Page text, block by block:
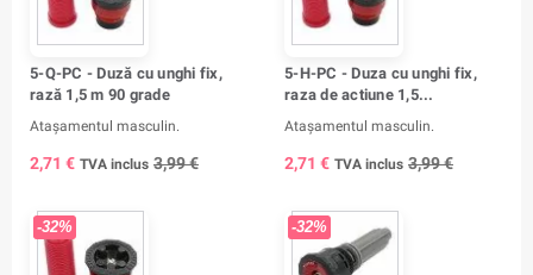
5-Q-PC - Duză cu unghi fix,
rază 1,5 m 90 grade
Atașamentul masculin.
2,71 € TVA inclus 3,99 €
5-H-PC - Duza cu unghi fix,
raza de actiune 1,5...
Atașamentul masculin.
2,71 € TVA inclus 3,99 €
-32% -32%